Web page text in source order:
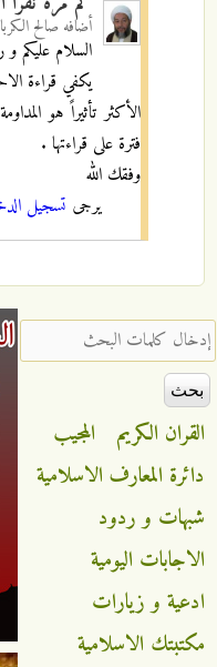
أضافهصالح
السلام عليكم و
يكفي قراءة
الأكثر تأثيراً هو
فترة على قراءتها .
وفقك الله
يرجى تسجيل
‏إدخال كلمات البحث ‏
القران الكريم
المجيب
دائرة المعارف الاسلامية
شبهات و ردود
الاجابات اليومية
ادعية و زيارات
مكتبتك الاسلامية